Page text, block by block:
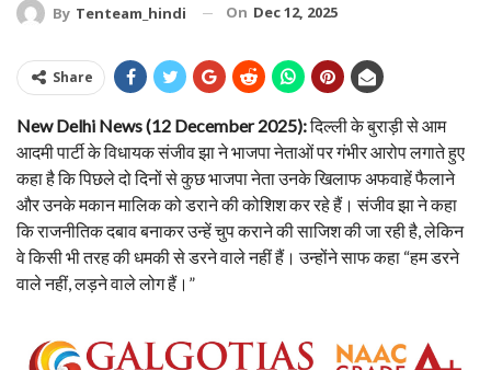
By Tenteam_hindi On Dec 12, 2025
Share
New Delhi News (12 December 2025):दिल्ली के बुराड़ी से आम
आदमी पार्टी के विधायक संजीव झा ने भाजपा नेताओं पर गंभीर आरोप लगाते हुए
कहा है कि पिछले दो दिनों से कुछ भाजपा नेता उनके खिलाफ अफवाहें फैलाने
और उनके मकान मालिक को डराने की कोशिश कर रहे हैं। संजीव झा ने कहा
कि राजनीतिक दबाव बनाकर उन्हें चुप कराने की साजिश की जा रही है, लेकिन
वे किसी भी तरह की धमकी से डरने वाले नहीं हैं। उन्होंने साफ कहा “हम डरने
वाले नहीं, लड़ने वाले लोग हैं।”